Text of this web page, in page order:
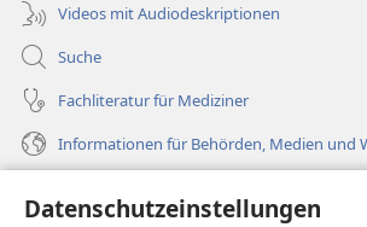
Datenschutzeinstellungen
Videos mit Audiodeskriptionen
Suche
Fachliteratur für Mediziner
Informationen für Behörden, Medien und